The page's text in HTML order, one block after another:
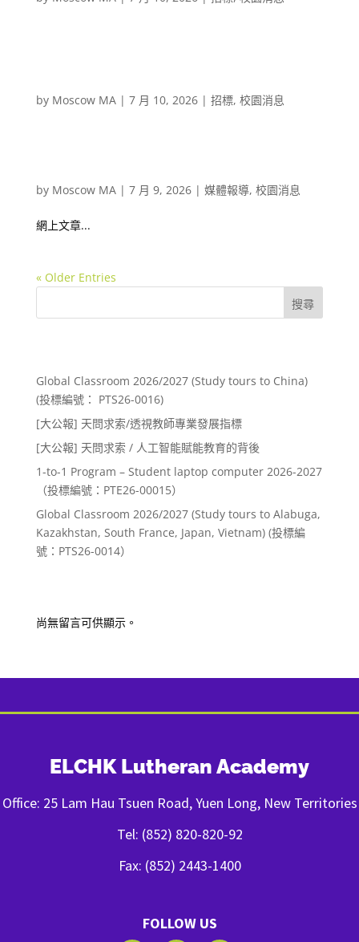
by Moscow MA| 7 月 10, 2026| 招標, 校園消息
by Moscow MA| 7 月 9, 2026| 媒體報導, 校園消息
網上文章...
« Older Entries
搜尋
Global Classroom 2026/2027 (Study tours to China)
(投標編號： PTS26-0016)
[大公報] 天問求索/透視教師專業發展指標
[大公報] 天問求索 / 人工智能賦能教育的背後
1-to-1 Program – Student laptop computer 2026-2027
（投標編號：PTE26-00015）
Global Classroom 2026/2027 (Study tours to Alabuga,
Kazakhstan, South France, Japan, Vietnam) (投標編
號：PTS26-0014）
尚無留言可供顯示。
ELCHK Lutheran Academy
Office: 25 Lam Hau Tsuen Road, Yuen Long, New Territories
Tel: (852) 820-820-92
Fax: (852) 2443-1400
FOLLOW US